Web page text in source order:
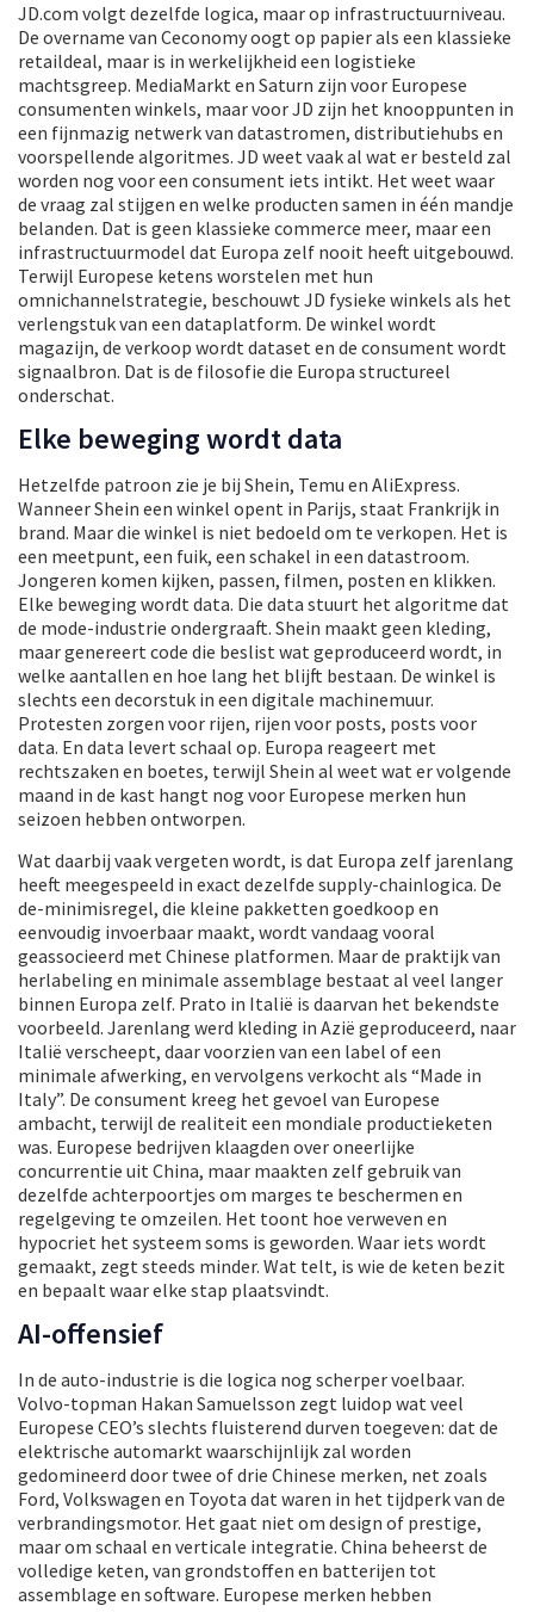
JD.com volgt dezelfde logica, maar op infrastructuurniveau.
De overname van Ceconomy oogt op papier als een klassieke
retaildeal, maar is in werkelijkheid een logistieke
machtsgreep. MediaMarkt en Saturn zijn voor Europese
consumenten winkels, maar voor JD zijn het knooppunten in
een fijnmazig netwerk van datastromen, distributiehubs en
voorspellende algoritmes. JD weet vaak al wat er besteld zal
worden nog voor een consument iets intikt. Het weet waar
de vraag zal stijgen en welke producten samen in één mandje
belanden. Dat is geen klassieke commerce meer, maar een
infrastructuurmodel dat Europa zelf nooit heeft uitgebouwd.
Terwijl Europese ketens worstelen met hun
omnichannelstrategie, beschouwt JD fysieke winkels als het
verlengstuk van een dataplatform. De winkel wordt
magazijn, de verkoop wordt dataset en de consument wordt
signaalbron. Dat is de filosofie die Europa structureel
onderschat.
Elke beweging wordt data
Hetzelfde patroon zie je bij Shein, Temu en AliExpress.
Wanneer Shein een winkel opent in Parijs, staat Frankrijk in
brand. Maar die winkel is niet bedoeld om te verkopen. Het is
een meetpunt, een fuik, een schakel in een datastroom.
Jongeren komen kijken, passen, filmen, posten en klikken.
Elke beweging wordt data. Die data stuurt het algoritme dat
de mode-industrie ondergraaft. Shein maakt geen kleding,
maar genereert code die beslist wat geproduceerd wordt, in
welke aantallen en hoe lang het blijft bestaan. De winkel is
slechts een decorstuk in een digitale machinemuur.
Protesten zorgen voor rijen, rijen voor posts, posts voor
data. En data levert schaal op. Europa reageert met
rechtszaken en boetes, terwijl Shein al weet wat er volgende
maand in de kast hangt nog voor Europese merken hun
seizoen hebben ontworpen.
Wat daarbij vaak vergeten wordt, is dat Europa zelf jarenlang
heeft meegespeeld in exact dezelfde supply-chainlogica. De
de-minimisregel, die kleine pakketten goedkoop en
eenvoudig invoerbaar maakt, wordt vandaag vooral
geassocieerd met Chinese platformen. Maar de praktijk van
herlabeling en minimale assemblage bestaat al veel langer
binnen Europa zelf. Prato in Italië is daarvan het bekendste
voorbeeld. Jarenlang werd kleding in Azië geproduceerd, naar
Italië verscheept, daar voorzien van een label of een
minimale afwerking, en vervolgens verkocht als “Made in
Italy”. De consument kreeg het gevoel van Europese
ambacht, terwijl de realiteit een mondiale productieketen
was. Europese bedrijven klaagden over oneerlijke
concurrentie uit China, maar maakten zelf gebruik van
dezelfde achterpoortjes om marges te beschermen en
regelgeving te omzeilen. Het toont hoe verweven en
hypocriet het systeem soms is geworden. Waar iets wordt
gemaakt, zegt steeds minder. Wat telt, is wie de keten bezit
en bepaalt waar elke stap plaatsvindt.
AI-offensief
In de auto-industrie is die logica nog scherper voelbaar.
Volvo-topman Hakan Samuelsson zegt luidop wat veel
Europese CEO’s slechts fluisterend durven toegeven: dat de
elektrische automarkt waarschijnlijk zal worden
gedomineerd door twee of drie Chinese merken, net zoals
Ford, Volkswagen en Toyota dat waren in het tijdperk van de
verbrandingsmotor. Het gaat niet om design of prestige,
maar om schaal en verticale integratie. China beheerst de
volledige keten, van grondstoffen en batterijen tot
assemblage en software. Europese merken hebben